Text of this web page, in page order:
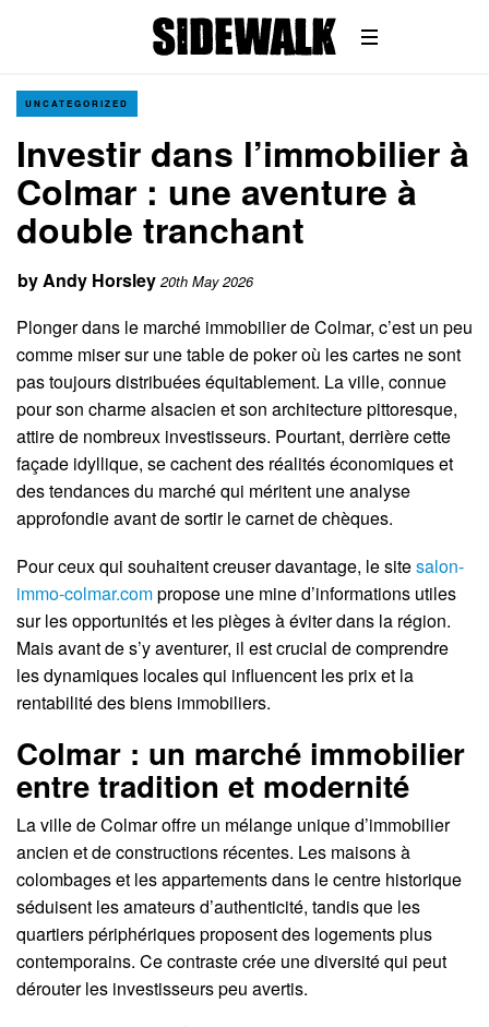
UNCATEGORIZED
Investir dans l’immobilier à
Colmar : une aventure à
double tranchant
byAndy Horsley 20th May 2026
Plonger dans le marché immobilier de Colmar, c’est un peu
comme miser sur une table de poker où les cartes ne sont
pas toujours distribuées équitablement. La ville, connue
pour son charme alsacien et son architecture pittoresque,
attire de nombreux investisseurs. Pourtant, derrière cette
façade idyllique, se cachent des réalités économiques et
des tendances du marché qui méritent une analyse
approfondie avant de sortir le carnet de chèques.
Pour ceux qui souhaitent creuser davantage, le sitesalon-
immo-colmar.compropose une mine d’informations utiles
sur les opportunités et les pièges à éviter dans la région.
Mais avant de s’y aventurer, il est crucial de comprendre
les dynamiques locales qui influencent les prix et la
rentabilité des biens immobiliers.
Colmar : un marché immobilier
entre tradition et modernité
La ville de Colmar offre un mélange unique d’immobilier
ancien et de constructions récentes. Les maisons à
colombages et les appartements dans le centre historique
séduisent les amateurs d’authenticité, tandis que les
quartiers périphériques proposent des logements plus
contemporains. Ce contraste crée une diversité qui peut
dérouter les investisseurs peu avertis.